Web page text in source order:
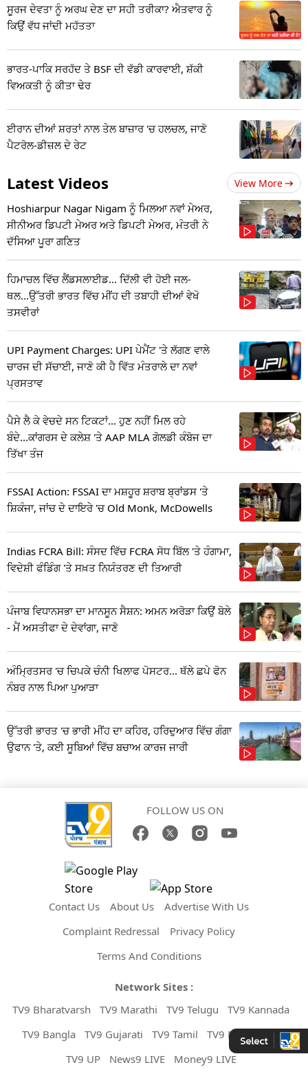
ਸੂਰਜ ਦੇਵਤਾ ਨੂੰ ਅਰਘ ਦੇਣ ਦਾ ਸਹੀ ਤਰੀਕਾ? ਐਤਵਾਰ ਨੂੰ
ਕਿਉਂ ਵੱਧ ਜਾਂਦੀ ਮਹੱਤਤਾ
ਭਾਰਤ-ਪਾਕਿ ਸਰਹੱਦ ਤੇ BSF ਦੀ ਵੱਡੀ ਕਾਰਵਾਈ, ਸ਼ੱਕੀ
ਵਿਅਕਤੀ ਨੂੰ ਕੀਤਾ ਢੇਰ
ਈਰਾਨ ਦੀਆਂ ਸ਼ਰਤਾਂ ਨਾਲ ਤੇਲ ਬਾਜ਼ਾਰ 'ਚ ਹਲਚਲ, ਜਾਣੋ
ਪੈਟਰੋਲ-ਡੀਜ਼ਲ ਦੇ ਰੇਟ
Latest Videos View More
Hoshiarpur Nagar Nigam ਨੂੰ ਮਿਲਆ ਨਵਾਂ ਮੇਅਰ,
ਸੀਨੀਅਰ ਡਿਪਟੀ ਮੇਅਰ ਅਤੇ ਡਿਪਟੀ ਮੇਅਰ, ਮੰਤਰੀ ਨੇ
ਦੱਸਿਆ ਪੂਰਾ ਗਣਿਤ
ਹਿਮਾਚਲ ਵਿੱਚ ਲੈਂਡਸਲਾਈਡ... ਦਿੱਲੀ ਵੀ ਹੋਈ ਜਲ-
ਥਲ...ਉੱਤਰੀ ਭਾਰਤ ਵਿੱਚ ਮੀਂਹ ਦੀ ਤਬਾਹੀ ਦੀਆਂ ਵੇਖੋ
ਤਸਵੀਰਾਂ
UPI Payment Charges: UPI ਪੇਮੈਂਟ 'ਤੇ ਲੱਗਣ ਵਾਲੇ
ਚਾਰਜ ਦੀ ਸੱਚਾਈ, ਜਾਣੋ ਕੀ ਹੈ ਵਿੱਤ ਮੰਤਰਾਲੇ ਦਾ ਨਵਾਂ
ਪ੍ਰਸਤਾਵ
ਪੈਸੇ ਲੈ ਕੇ ਵੇਚਦੇ ਸਨ ਟਿਕਟਾਂ... ਹੁਣ ਨਹੀਂ ਮਿਲ ਰਹੇ
ਬੰਦੇ...ਕਾਂਗਰਸ ਦੇ ਕਲੇਸ਼ 'ਤੇ AAP MLA ਗੋਲਡੀ ਕੰਬੋਜ ਦਾ
ਤਿੱਖਾ ਤੰਜ
FSSAI Action: FSSAI ਦਾ ਮਸ਼ਹੂਰ ਸ਼ਰਾਬ ਬ੍ਰਾਂਡਸ 'ਤੇ
ਸ਼ਿਕੰਜਾ, ਜਾਂਚ ਦੇ ਦਾਇਰੇ 'ਚ Old Monk, McDowells
Indias FCRA Bill: ਸੰਸਦ ਵਿੱਚ FCRA ਸੋਧ ਬਿੱਲ 'ਤੇ ਹੰਗਾਮਾ,
ਵਿਦੇਸ਼ੀ ਫੰਡਿੰਗ 'ਤੇ ਸਖ਼ਤ ਨਿਯੰਤਰਣ ਦੀ ਤਿਆਰੀ
ਪੰਜਾਬ ਵਿਧਾਨਸਭਾ ਦਾ ਮਾਨਸੂਨ ਸੈਸ਼ਨ: ਅਮਨ ਅਰੋੜਾ ਕਿਉਂ ਬੋਲੇ
- ਮੈਂ ਅਸਤੀਫਾ ਦੇ ਦੇਵਾਂਗਾ, ਜਾਣੋ
ਅੰਮ੍ਰਿਤਸਰ 'ਚ ਚਿਪਕੇ ਚੰਨੀ ਖਿਲਾਫ ਪੋਸਟਰ... ਥੱਲੇ ਛਪੇ ਫੋਨ
ਨੰਬਰ ਨਾਲ ਪਿਆ ਪੁਆੜਾ
ਉੱਤਰੀ ਭਾਰਤ 'ਚ ਭਾਰੀ ਮੀਂਹ ਦਾ ਕਹਿਰ, ਹਰਿਦੁਆਰ ਵਿੱਚ ਗੰਗਾ
ਉਫਾਨ 'ਤੇ, ਕਈ ਸੂਬਿਆਂ ਵਿੱਚ ਬਚਾਅ ਕਾਰਜ ਜਾਰੀ
FOLLOW US ON
Contact Us About Us
Advertise With Us
Complaint Redressal
Privacy Policy
Terms And Conditions
Network Sites :
TV9 Bharatvarsh
TV9 Marathi TV9 Telugu
TV9 Kannada
TV9 Bangla
TV9 Gujarati TV9 Tamil
TV9 Malayalam
TV9 UP
News9 LIVE Money9 LIVE